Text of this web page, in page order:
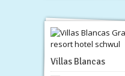
Villas Blancas